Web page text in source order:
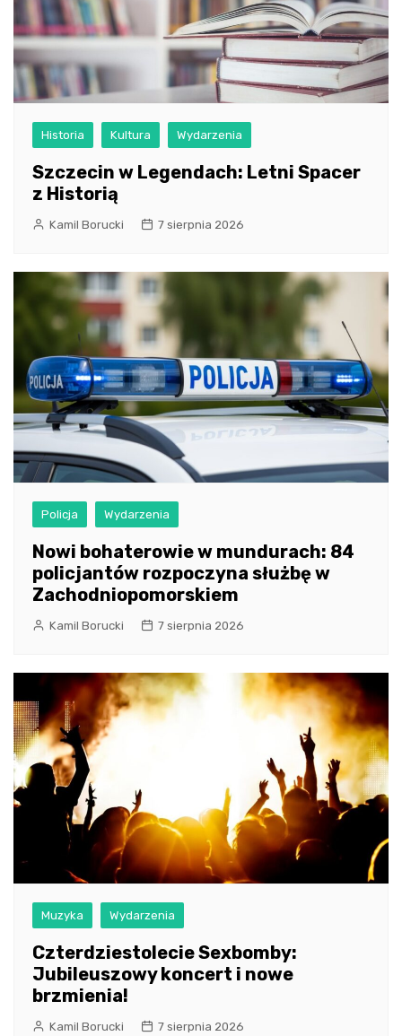
Historia Kultura Wydarzenia
Szczecin w Legendach: Letni Spacer
z Historią
Kamil Borucki 7 sierpnia 2026
Policja Wydarzenia
Nowi bohaterowie w mundurach: 84
policjantów rozpoczyna służbę w
Zachodniopomorskiem
Kamil Borucki 7 sierpnia 2026
Muzyka Wydarzenia
Czterdziestolecie Sexbomby:
Jubileuszowy koncert i nowe
brzmienia!
Kamil Borucki 7 sierpnia 2026